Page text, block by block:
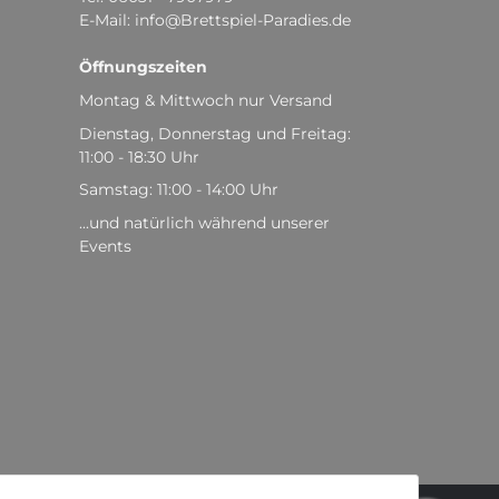
E-Mail: info@Brettspiel-Paradies.de
Öffnungszeiten
Montag & Mittwoch nur Versand
Dienstag, Donnerstag und Freitag:
11:00 - 18:30 Uhr
Samstag: 11:00 - 14:00 Uhr
...und natürlich während unserer
Events